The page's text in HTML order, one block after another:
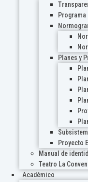
Programa
Planes y
Proyecto
Manual de
Teatro La
Académico